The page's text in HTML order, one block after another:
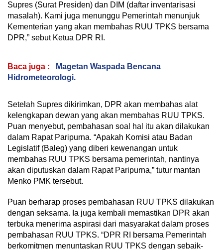
Supres (Surat Presiden) dan DIM (daftar inventarisasi
masalah). Kami juga menunggu Pemerintah menunjuk
Kementerian yang akan membahas RUU TPKS bersama
DPR,” sebut Ketua DPR RI.
Baca juga :
Magetan Waspada Bencana
Hidrometeorologi.
Setelah Supres dikirimkan, DPR akan membahas alat
kelengkapan dewan yang akan membahas RUU TPKS.
Puan menyebut, pembahasan soal hal itu akan dilakukan
dalam Rapat Paripurna. “Apakah Komisi atau Badan
Legislatif (Baleg) yang diberi kewenangan untuk
membahas RUU TPKS bersama pemerintah, nantinya
akan diputuskan dalam Rapat Paripurna,” tutur mantan
Menko PMK tersebut.
Puan berharap proses pembahasan RUU TPKS dilakukan
dengan seksama. Ia juga kembali memastikan DPR akan
terbuka menerima aspirasi dari masyarakat dalam proses
pembahasan RUU TPKS. “DPR RI bersama Pemerintah
berkomitmen menuntaskan RUU TPKS dengan sebaik-